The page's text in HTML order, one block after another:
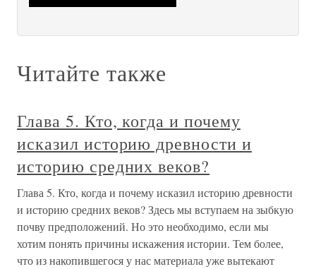
Читайте также
Глава 5. Кто, когда и почему
исказил историю древности и
историю средних веков?
Глава 5. Кто, когда и почему исказил историю древности
и историю средних веков? Здесь мы вступаем на зыбкую
почву предположений. Но это необходимо, если мы
хотим понять причины искажения истории. Тем более,
что из накопившегося у нас материала уже вытекают